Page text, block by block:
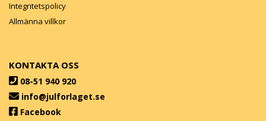
Integritetspolicy
Allmänna villkor
KONTAKTA OSS
08-51 940 920
info@julforlaget.se
Facebook